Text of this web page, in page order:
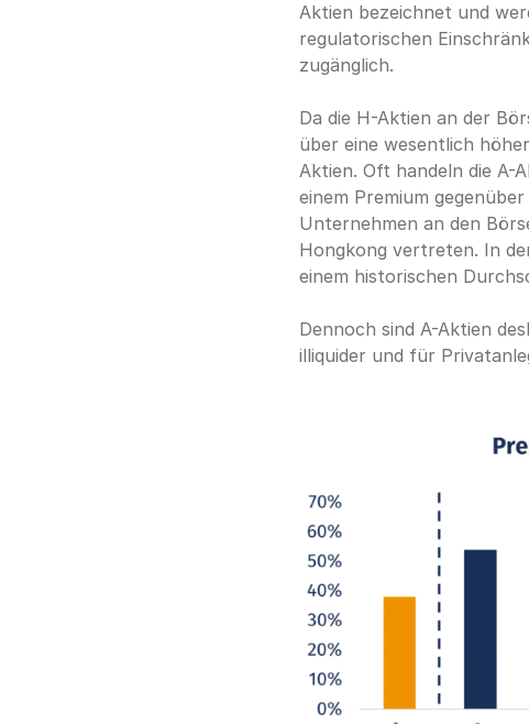
Aktien bezeichnet und
regulatorischen
zugänglich.
Da die H-Aktien an der
über eine wesentlich
Aktien. Oft handeln die A-
einem Premium
Unternehmen an den
Hongkong vertreten. In
einem historischen
Dennoch sind A-Aktien
illiquider und für